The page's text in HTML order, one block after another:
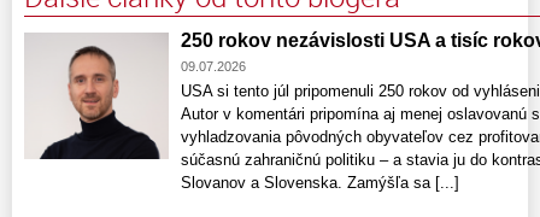
250 rokov nezávislosti USA a tisíc
09.07.2026
USA si tento júl pripomenuli 250 rokov od
Autor v komentári pripomína aj menej oslavovanú
vyhladzovania pôvodných obyvateľov cez
súčasnú zahraničnú politiku – a stavia ju do
Slovanov a Slovenska. Zamýšľa sa [...]